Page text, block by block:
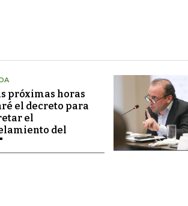
próximas horas
el decreto para
el
del